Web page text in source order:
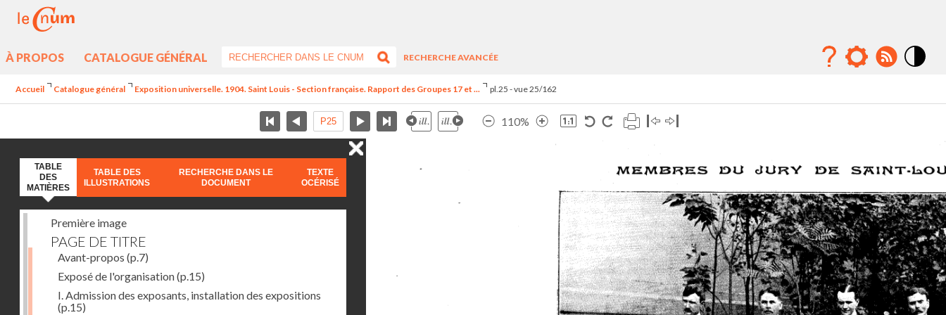
À PROPOS CATALOGUE GÉNÉRAL
RECHERCHE AVANCÉE
Accueil Catalogue général Exposition universelle. 1904. Saint Louis - Section française. Rapport des Groupes 17 et ... pl.25 - vue 25/162
110%
TABLE
DES
MATIÈRES
TABLE DES
ILLUSTRATIONS
RECHERCHE DANS LE
DOCUMENT
TEXTE
OCÉRISÉ
Première image
PAGE DE TITRE
Avant-propos (p.7)
Exposé de l'organisation(p.15)
I. Admission des exposants, installation des expositions
(p.15)